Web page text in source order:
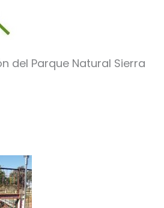
del Parque Natural Sierra